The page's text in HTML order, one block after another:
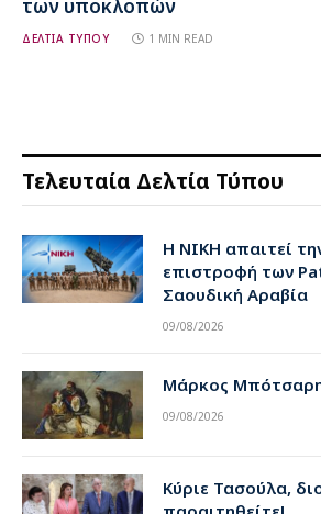
των υποκλοπών
ΔΕΛΤΙΑ ΤΥΠΟΥ 1 MIN READ
Τελευταία Δελτία Τύπου
Η ΝΙΚΗ απαιτεί
επιστροφή των
Σαουδική Αραβία
09/08/2026
Μάρκος
09/08/2026
Κύριε Τασούλα,